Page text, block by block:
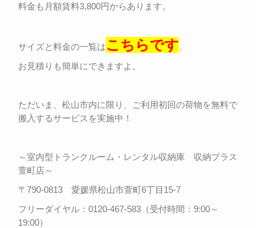
料金も月額賃料3,800円からあります。
サイズと料金の一覧はこちらです。
お見積りも簡単にできますよ。
ただいま、松山市内に限り、ご利用初回の荷物を無料で
搬入するサービスを実施中！
～室内型トランクルーム・レンタル収納庫 収納プラス
萱町店～
〒790-0813 愛媛県松山市萱町6丁目15-7
フリーダイヤル：0120-467-583（受付時間：9:00～
19:00）